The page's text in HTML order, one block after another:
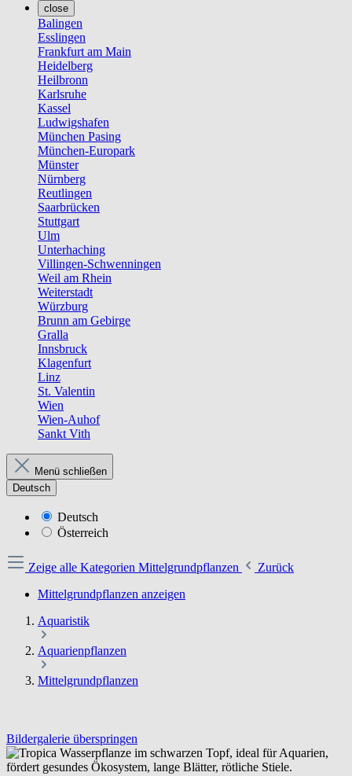
close
Balingen
Esslingen
Frankfurt am Main
Heidelberg
Heilbronn
Karlsruhe
Kassel
Ludwigshafen
München Pasing
München-Europark
Münster
Nürnberg
Reutlingen
Saarbrücken
Stuttgart
Ulm
Unterhaching
Villingen-Schwenningen
Weil am Rhein
Weiterstadt
Würzburg
Brunn am Gebirge
Gralla
Innsbruck
Klagenfurt
Linz
St. Valentin
Wien
Wien-Auhof
Sankt Vith
Menü schließen
Deutsch
Deutsch
Österreich
Zeige alle Kategorien Mittelgrundpflanzen
Zurück
Mittelgrundpflanzen anzeigen
Aquaristik
Aquarienpflanzen
Mittelgrundpflanzen
Bildergalerie überspringen